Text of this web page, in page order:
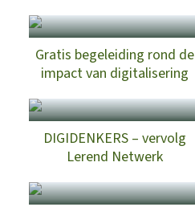
Gratis begeleiding rond de
impact van digitalisering
DIGIDENKERS – vervolg
Lerend Netwerk